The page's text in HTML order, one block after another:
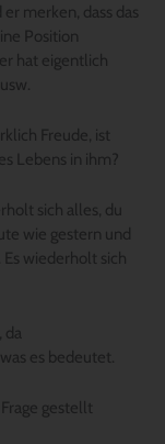
merken, dass das
Position
hat eigentlich
Freude, ist
Lebens in ihm?
sich alles, du
wie gestern und
wiederholt sich
da
es bedeutet.
gestellt